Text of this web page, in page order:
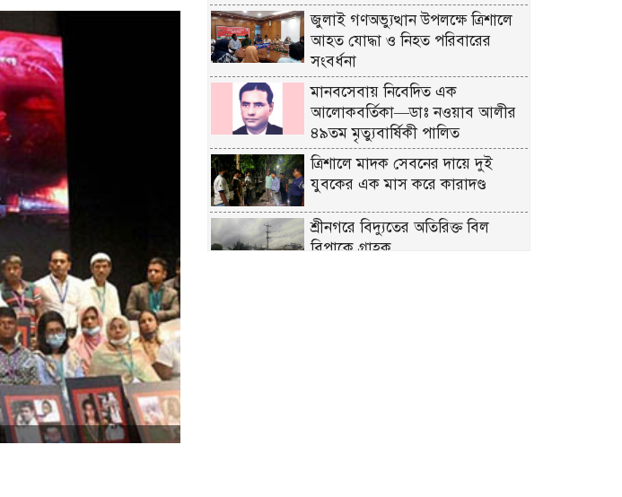
জুলাই গণঅভ্যুত্থান উপলক্ষে ত্রিশালে
আহত যোদ্ধা ও নিহত পরিবারের
সংবর্ধনা
মানবসেবায় নিবেদিত এক
আলোকবর্তিকা—ডাঃ নওয়াব আলীর
৪৯তম মৃত্যুবার্ষিকী পালিত
ত্রিশালে মাদক সেবনের দায়ে দুই
যুবকের এক মাস করে কারাদণ্ড
শ্রীনগরে বিদ্যুতের অতিরিক্ত বিল
বিপাকে গ্রাহক